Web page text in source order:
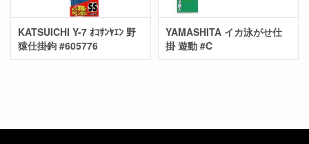
KATSUICHI Y-7 ｵｺｻﾝﾔｴﾝ 野
猿仕掛鉤 #605776
YAMASHITA イカ泳がせ仕
掛 遊動 #C